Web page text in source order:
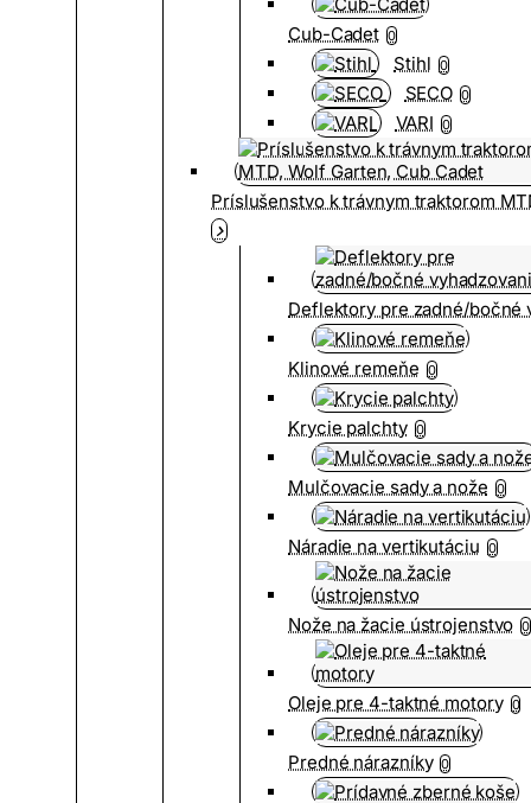
Cub-Cadet 0
Stihl 0
SECO 0
VARI 0
Príslušenstvo k trávnym traktorom
Deflektory pre zadné/bočné
Klinové remeňe 0
Krycie palchty 0
Mulčovacie sady a nože 0
Náradie na vertikutáciu 0
Nože na žacie ústrojenstvo 0
Oleje pre 4-taktné motory 0
Predné nárazníky 0